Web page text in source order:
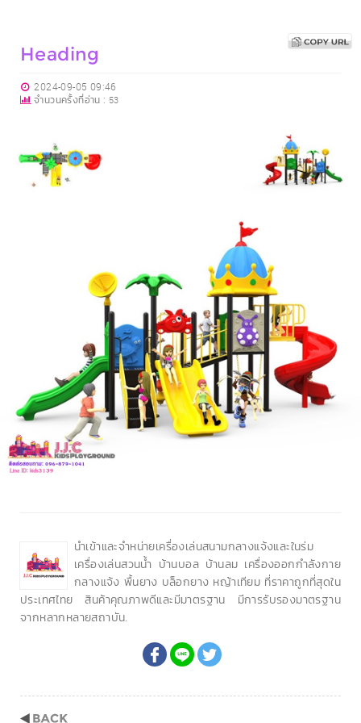
Heading
2024-09-05 09:46
จำนวนครั้งที่อ่าน : 53
นำเข้าและจำหน่ายเครื่องเล่นสนามกลางแจ้งและในร่ม
เครื่องเล่นสวนน้ำ บ้านบอล บ้านลม เครื่องออกกำลังกาย
กลางแจ้ง พื้นยาง บล็อกยาง หญ้าเทียม ที่ราคาถูกที่สุดใน
ประเทศไทย สินค้าคุณภาพดีและมีมาตรฐาน มีการรับรองมาตรฐาน
จากหลากหลายสถาบัน.